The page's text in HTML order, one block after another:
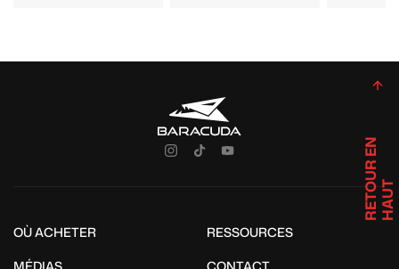
OÙ ACHETER
RESSOURCES
R
E
TO
U
R
E
N
H
A
UT